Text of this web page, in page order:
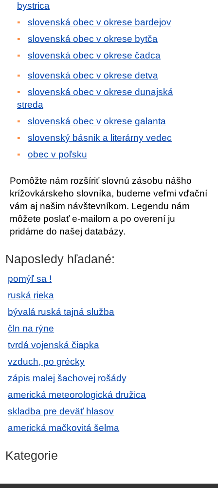
bystrica
slovenská obec v okrese bardejov
slovenská obec v okrese bytča
slovenská obec v okrese čadca
slovenská obec v okrese detva
slovenská obec v okrese dunajská
streda
slovenská obec v okrese galanta
slovenský básnik a literárny vedec
obec v poľsku
Pomôžte nám rozšíriť slovnú zásobu nášho
krížovkárskeho slovníka, budeme veľmi vďační
vám aj našim návštevníkom. Legendu nám
môžete poslať e-mailom a po overení ju
pridáme do našej databázy.
Naposledy hľadané:
pomýľ sa !
ruská rieka
bývalá ruská tajná služba
čln na rýne
tvrdá vojenská čiapka
vzduch, po grécky
zápis malej šachovej rošády
americká meteorologická družica
skladba pre deväť hlasov
americká mačkovitá šelma
Kategorie